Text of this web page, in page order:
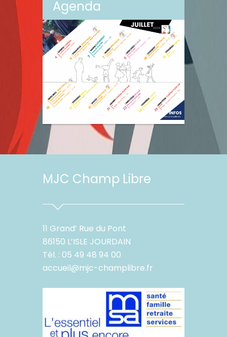
Agenda
MJC Champ Libre
11 Grand’ Rue du Pont
86150 L’ISLE JOURDAIN
Tél. : 05 49 48 94 00
accueil@mjc-champlibre.fr